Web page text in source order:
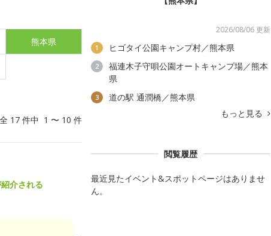
熊本県
全 17 件中 1 〜 10 件
介される
2026/08/06 更新
1 ヒゴタイ公園キャンプ村／熊本県
2
福連木子守唄公園オートキャンプ場／熊本
県
3
道の駅 通潤橋／熊本県
もっと見る
閲覧履歴
最近見たイベント&スポットページはありませ
ん。